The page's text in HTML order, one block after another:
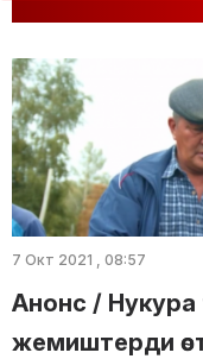
7 Окт 2021 , 08:57
Анонс /
жемиштерди